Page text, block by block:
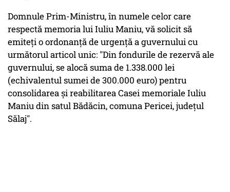
Domnule Prim-Ministru, în numele celor care
respectă memoria lui Iuliu Maniu, vă solicit să
emiteți o ordonanță de urgență a guvernului cu
următorul articol unic: "Din fondurile de rezervă ale
guvernului, se alocă suma de 1.338.000 lei
(echivalentul sumei de 300.000 euro) pentru
consolidarea și reabilitarea Casei memoriale Iuliu
Maniu din satul Bădăcin, comuna Pericei, județul
Sălaj".